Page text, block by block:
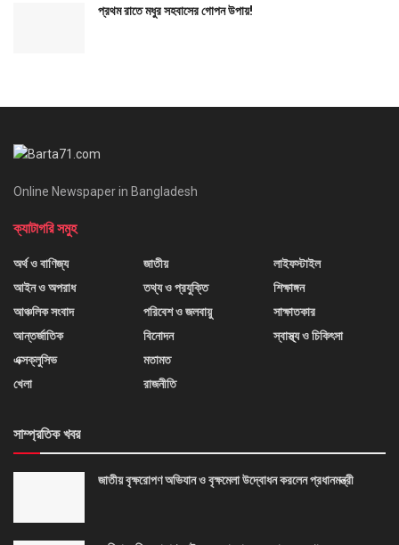
প্রথম রাতে মধুর সহবাসের গোপন উপায়!
Online Newspaper in Bangladesh
ক্যাটাগরি সমুহ
অর্থ ও বাণিজ্য
আইন ও অপরাধ
আঞ্চলিক সংবাদ
আন্তর্জাতিক
এক্সক্লুসিভ
খেলা
জাতীয়
তথ্য ও প্রযুক্তি
পরিবেশ ও জলবায়ু
বিনোদন
মতামত
রাজনীতি
লাইফস্টাইল
শিক্ষাঙ্গন
সাক্ষাতকার
স্বাস্থ্য ও চিকিৎসা
সাম্প্রতিক খবর
জাতীয় বৃক্ষরোপণ অভিযান ও বৃক্ষমেলা উদ্বোধন করলেন প্রধানমন্ত্রী